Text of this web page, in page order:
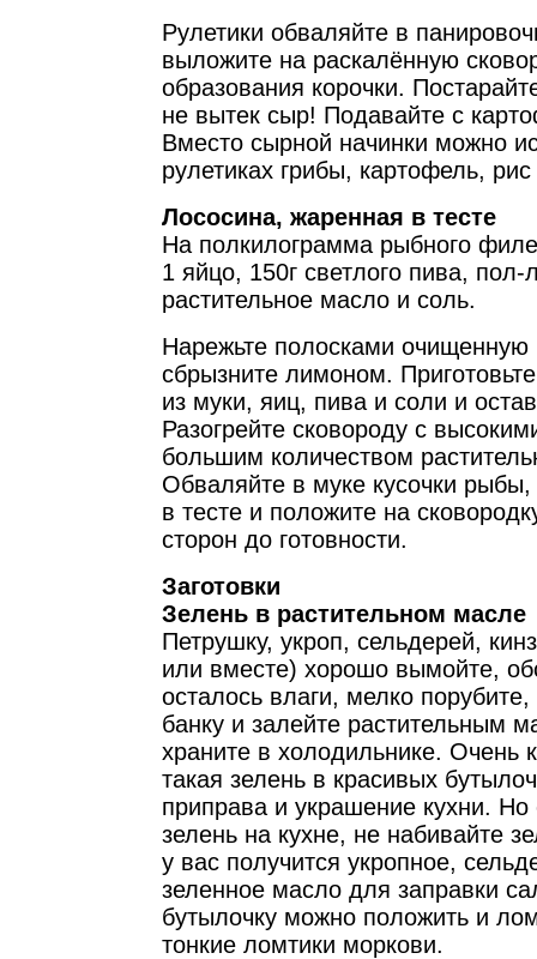
Рулетики обваляйте в
выложите на раскалённую
образования корочки.
не вытек сыр! Подавайте с
Вместо сырной начинки можно
рулетиках грибы, картофель, рис
Лососина, жаренная в тесте
На полкилограмма рыбного
1 яйцо, 150г светлого пива,
растительное масло и соль.
Нарежьте полосками очищенную
сбрызните лимоном.
из муки, яиц, пива и соли и
Разогрейте сковороду с
большим количеством
Обваляйте в муке кусочки
в тесте и положите на
сторон до готовности.
Заготовки
Зелень в растительном масле
Петрушку, укроп, сельдерей,
или вместе) хорошо вымойте,
осталось влаги, мелко
банку и залейте растительным
храните в холодильнике. Очень
такая зелень в красивых
приправа и украшение кухни. Но
зелень на кухне, не набивайте
у вас получится укропное,
зеленное масло для заправки
бутылочку можно положить и
тонкие ломтики моркови.